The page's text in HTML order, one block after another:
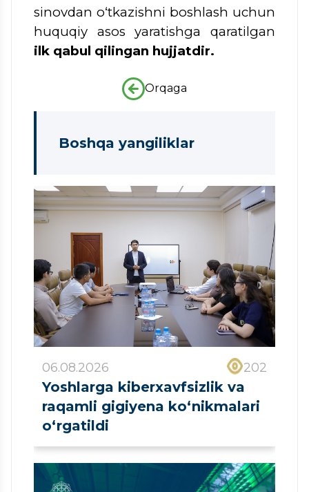
sinovdan o‘tkazishni boshlash uchun
huquqiy asos yaratishga qaratilgan
ilk qabul qilingan hujjatdir.
Orqaga
Boshqa yangiliklar
06.08.2026 202
Yoshlarga kiberxavfsizlik va
raqamli gigiyena ko‘nikmalari
o‘rgatildi